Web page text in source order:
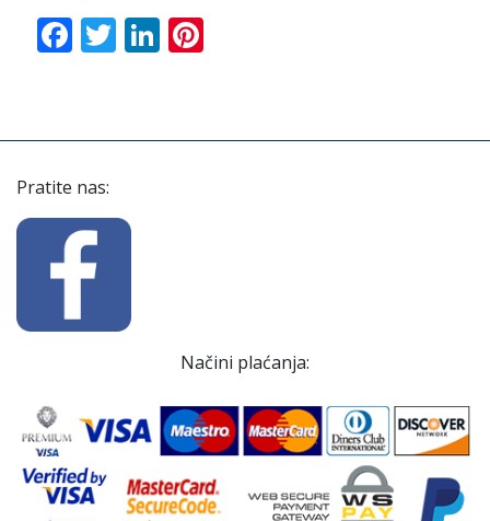
Facebook
TwitterLinkedIn
Pratite nas:
Načini plaćanja: